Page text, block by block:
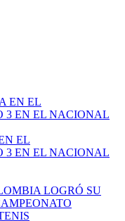
EL
3 EN EL NACIONAL